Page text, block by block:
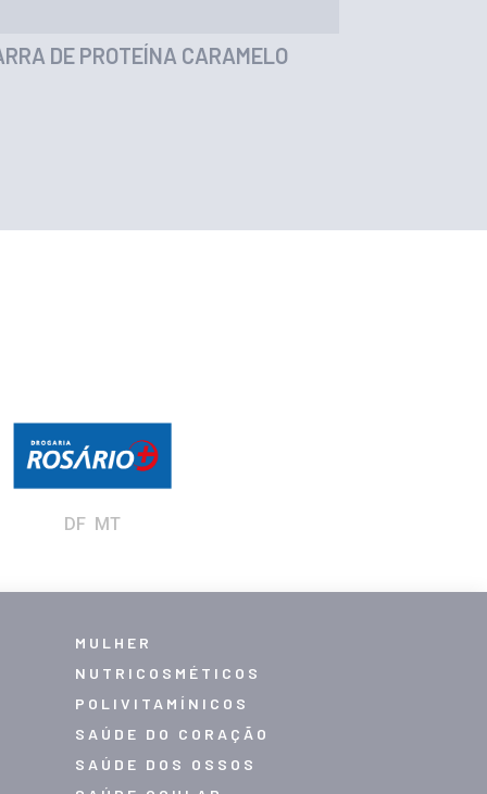
DE PROTEÍNA CARAMELO
DF MT
MULHER
NUTRICOSMÉTICOS
POLIVITAMÍNICOS
SAÚDE DO CORAÇÃO
SAÚDE DOS OSSOS